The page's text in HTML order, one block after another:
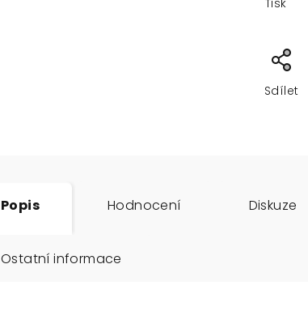
Tisk
Sdílet
Popis Hodnocení Diskuze
Ostatní informace